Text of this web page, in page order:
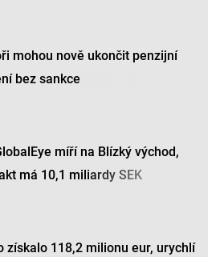
mohou nově ukončit penzijní
bez sankce
míří na Blízký východ,
má 10,1 miliardy SEK
získalo 118,2 milionu eur, urychlí